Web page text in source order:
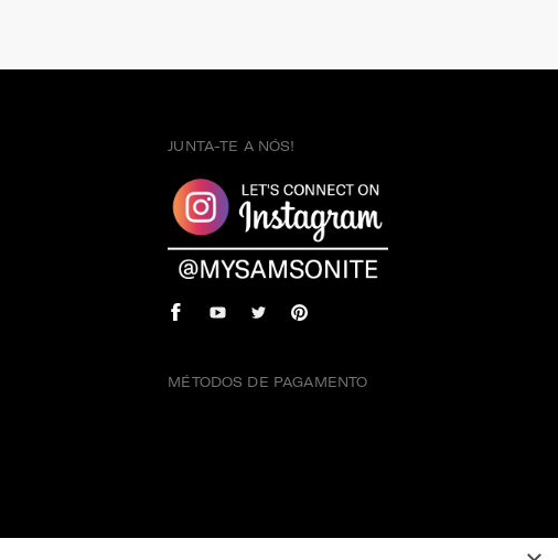
MÉTODOS DE PAGAMENTO
JUNTA-TE A NÓS!